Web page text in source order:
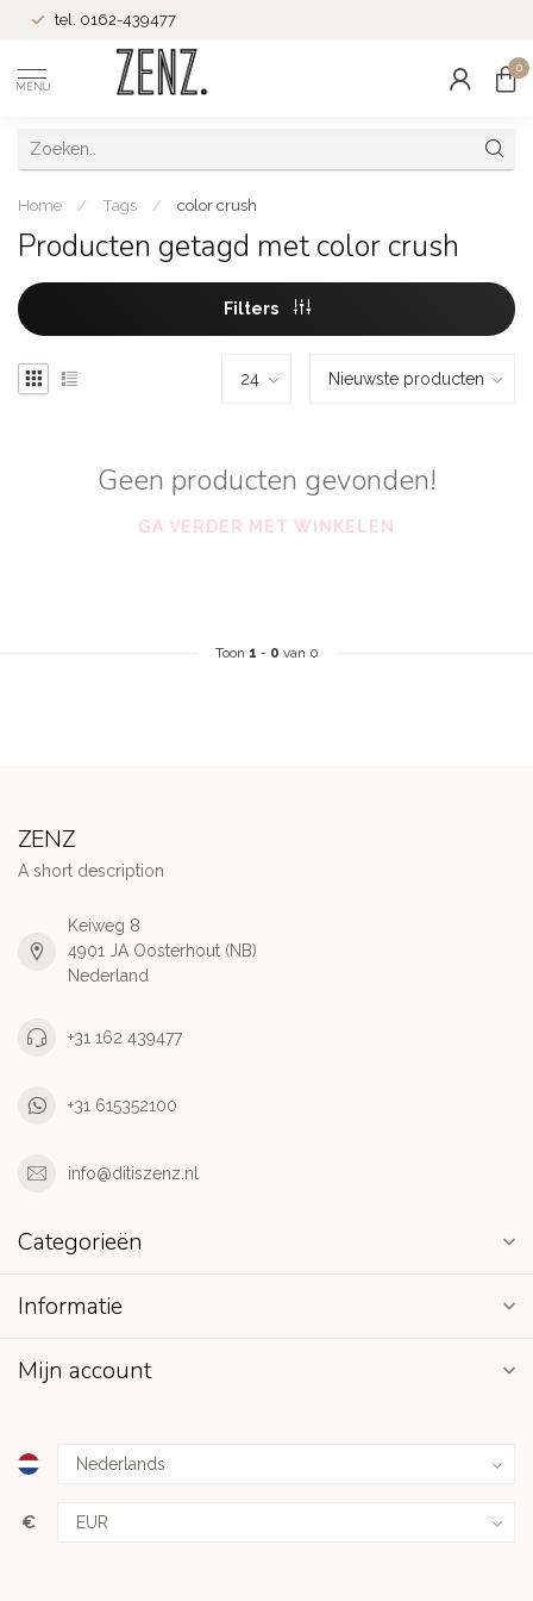
tel. 0162-439477
MENU
0
Home / Tags / color crush
Producten getagd met color crush
Filters
Geen producten gevonden!
GA VERDER MET WINKELEN
Toon 1 - 0 van 0
ZENZ
A short description
Keiweg 8
4901 JA Oosterhout (NB)
Nederland
+31 162 439477
+31 615352100
info@ditiszenz.nl
Categorieën
Informatie
Mijn account
€